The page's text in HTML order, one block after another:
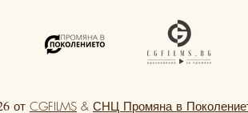
от CGFILMS & СНЦ Промяна в